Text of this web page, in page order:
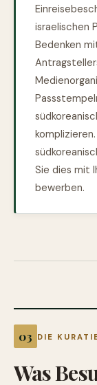
israelischen
Bedenken
Sie dies mit
bewerben.
DIE
Was